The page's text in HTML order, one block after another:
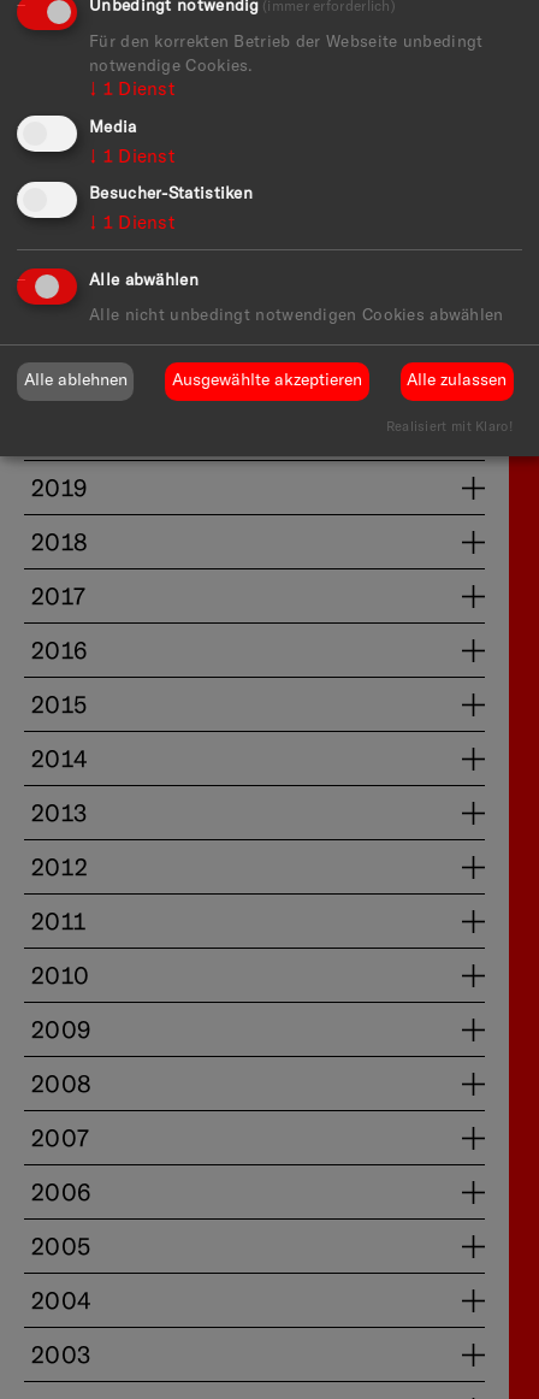
ARCHIV
2024
2023
2021
2019
2018
2017
2016
2015
2014
2013
2012
2011
2010
2009
2008
2007
2006
2005
2004
2003
Unbedingt notwendig (immer erforderlich)
Für den korrekten Betrieb der Webseite unbedingt
notwendige Cookies.
↓ 1 Dienst
Media
↓ 1 Dienst
Besucher-Statistiken
↓ 1 Dienst
Alle abwählen
Alle nicht unbedingt notwendigen Cookies abwählen
Alle ablehnen Ausgewählte akzeptieren Alle zulassen
Realisiert mit Klaro!